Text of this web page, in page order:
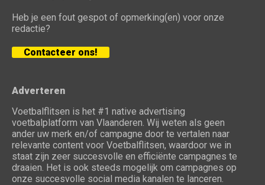
Heb je een fout gespot of opmerking(en) voor onze
redactie?
Contacteer ons!
Adverteren
Voetbalflitsen is het #1 native advertising
voetbalplatform van Vlaanderen. Wij weten als geen
ander uw merk en/of campagne door te vertalen naar
relevante content voor Voetbalflitsen, waardoor we in
staat zijn zeer succesvolle en efficiënte campagnes te
draaien. Het is ook steeds mogelijk om campagnes op
onze succesvolle social media kanalen te lanceren.